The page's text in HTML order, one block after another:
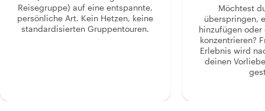
Reisegruppe) auf eine entspannte,
persönliche Art. Kein Hetzen, keine
standardisierten Gruppentouren.
Möchtest
überspringen,
hinzufügen
konzentrieren?
Erlebnis wird
deinen